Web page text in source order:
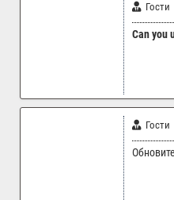
Гости
Can you
Гости